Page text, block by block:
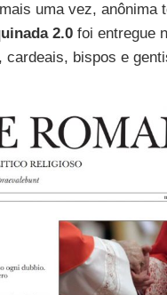
uma vez, anônima
2.0foi entregue
bispos e